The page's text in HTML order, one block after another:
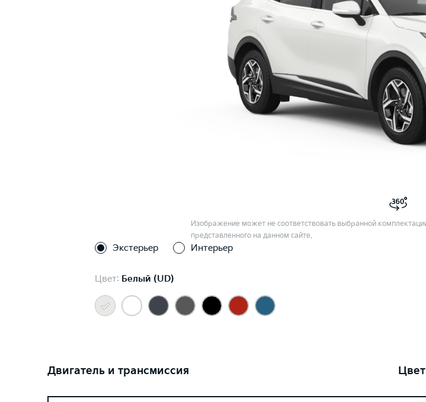
Изображение может не соответствовать выбранной
представленного на данном сайте.
Экстерьер Интерьер
Цвет: Белый (UD)
Двигатель и трансмиссия Цвет